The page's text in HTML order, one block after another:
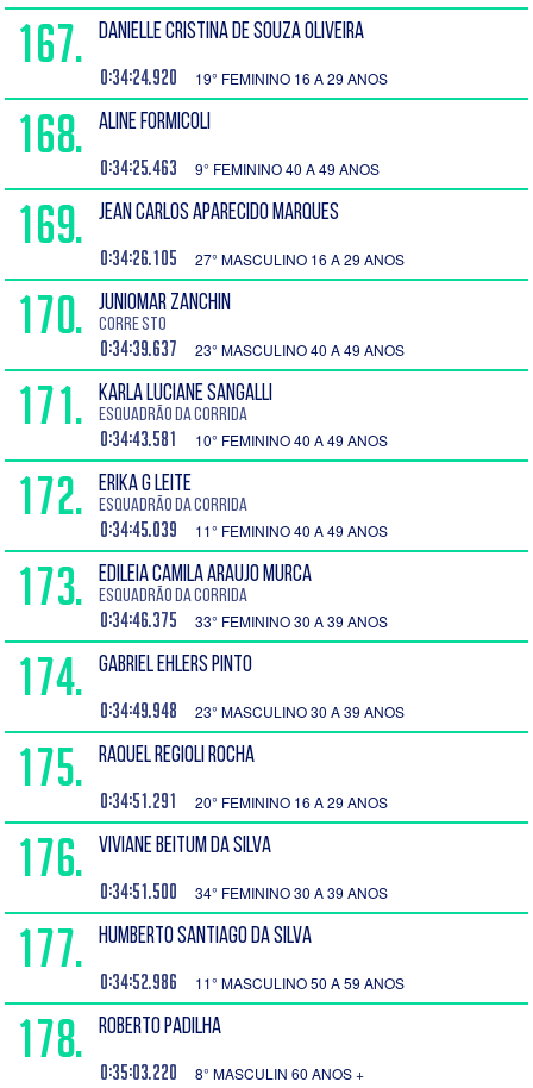
167. DANIELLE CRISTINA DE SOUZA OLIVEIRA
0:34:24.920 19° FEMININO 16 A 29 ANOS
168. ALINE FORMICOLI
0:34:25.463 9° FEMININO 40 A 49 ANOS
169. JEAN CARLOS APARECIDO MARQUES
0:34:26.105 27° MASCULINO 16 A 29 ANOS
170. JUNIOMAR ZANCHIN
Corre STO
0:34:39.637 23° MASCULINO 40 A 49 ANOS
171. KARLA LUCIANE SANGALLI
Esquadrão da Corrida
0:34:43.581 10° FEMININO 40 A 49 ANOS
172. ERIKA G LEITE
Esquadrão da Corrida
0:34:45.039 11° FEMININO 40 A 49 ANOS
173. EDILEIA CAMILA ARAUJO MURCA
Esquadrão da Corrida
0:34:46.375 33° FEMININO 30 A 39 ANOS
174. GABRIEL EHLERS PINTO
0:34:49.948 23° MASCULINO 30 A 39 ANOS
175. RAQUEL REGIOLI ROCHA
0:34:51.291 20° FEMININO 16 A 29 ANOS
176. VIVIANE BEITUM DA SILVA
0:34:51.500 34° FEMININO 30 A 39 ANOS
177. HUMBERTO SANTIAGO DA SILVA
0:34:52.986 11° MASCULINO 50 A 59 ANOS
178. ROBERTO PADILHA
0:35:03.220 8° MASCULIN 60 ANOS +